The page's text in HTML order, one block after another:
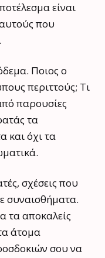
είναι
που
Ποιος ο
περιττούς; Τι
παρουσίες
τα
και όχι τα
σχέσεις που
συναισθήματα.
τα αποκαλείς
άτομα
σου να